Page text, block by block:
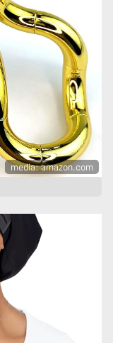
media: amazon.com